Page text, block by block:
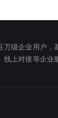
万级企业用户，
上对接等企业